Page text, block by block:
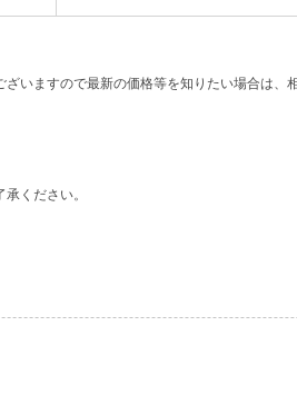
いますので最新の価格等を知りたい場合は、
ください。